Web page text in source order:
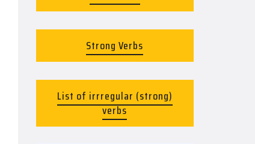
Strong Verbs
List of irrregular (strong)
verbs